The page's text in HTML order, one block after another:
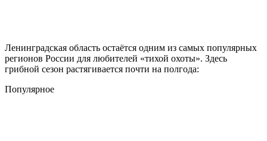
Ленинградская область остаётся одним из самых популярных
регионов России для любителей «тихой охоты». Здесь
грибной сезон растягивается почти на полгода:
Популярное